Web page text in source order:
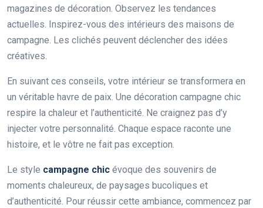
magazines de décoration. Observez les tendances
actuelles. Inspirez-vous des intérieurs des maisons de
campagne. Les clichés peuvent déclencher des idées
créatives.
En suivant ces conseils, votre intérieur se transformera en
un véritable havre de paix. Une décoration campagne chic
respire la chaleur et l’authenticité. Ne craignez pas d’y
injecter votre personnalité. Chaque espace raconte une
histoire, et le vôtre ne fait pas exception.
Le style campagne chic évoque des souvenirs de
moments chaleureux, de paysages bucoliques et
d’authenticité. Pour réussir cette ambiance, commencez par